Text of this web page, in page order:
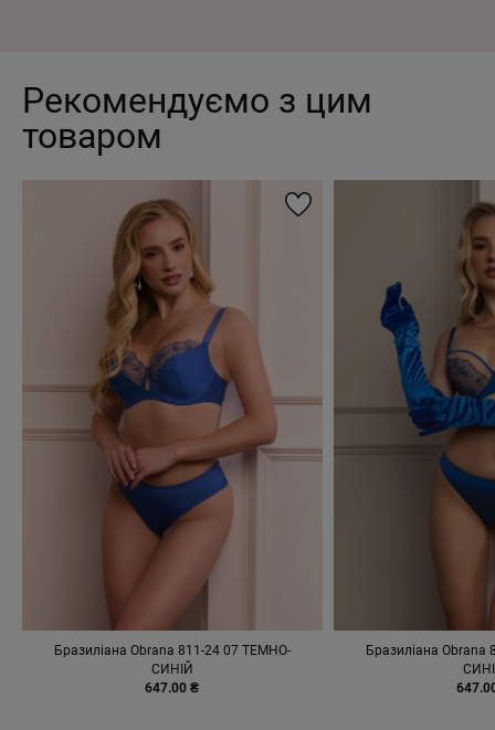
Рекомендуємо з цим
товаром
Бразиліана Obrana 811-24 07 ТЕМНО-
СИНІЙ
647.00 ₴
Бразиліана